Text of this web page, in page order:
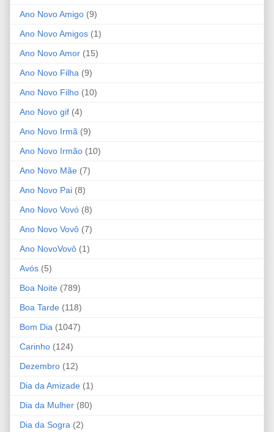
Ano Novo Amigo (9)
Ano Novo Amigos (1)
Ano Novo Amor (15)
Ano Novo Filha (9)
Ano Novo Filho (10)
Ano Novo gif (4)
Ano Novo Irmã (9)
Ano Novo Irmão (10)
Ano Novo Mãe (7)
Ano Novo Pai (8)
Ano Novo Vovó (8)
Ano Novo Vovô (7)
Ano NovoVovô (1)
Avós (5)
Boa Noite (789)
Boa Tarde (118)
Bom Dia (1047)
Carinho (124)
Dezembro (12)
Dia da Amizade (1)
Dia da Mulher (80)
Dia da Sogra (2)